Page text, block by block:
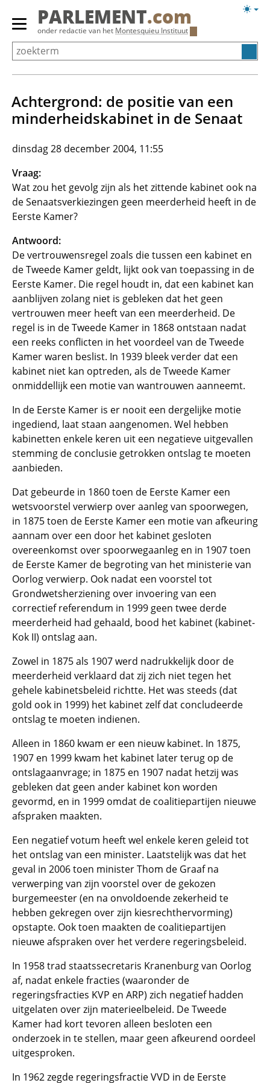
Overslaan
Primair
menu
tonen/verbergen
PARLEMENT.com
onder redactie van het Montesquieu Instituut
Achtergrond: de positie van een
minderheidskabinet in de Senaat
dinsdag 28 december 2004, 11:55
Vraag:
Wat zou het gevolg zijn als het zittende kabinet ook na
de Senaatsverkiezingen geen meerderheid heeft in de
Eerste Kamer?
Antwoord:
De vertrouwensregel zoals die tussen een kabinet en
de Tweede Kamer geldt, lijkt ook van toepassing in de
Eerste Kamer. Die regel houdt in, dat een kabinet kan
aanblijven zolang niet is gebleken dat het geen
vertrouwen meer heeft van een meerderheid. De
regel is in de Tweede Kamer in 1868 ontstaan nadat
een reeks conflicten in het voordeel van de Tweede
Kamer waren beslist. In 1939 bleek verder dat een
kabinet niet kan optreden, als de Tweede Kamer
onmiddellijk een motie van wantrouwen aanneemt.
In de Eerste Kamer is er nooit een dergelijke motie
ingediend, laat staan aangenomen. Wel hebben
kabinetten enkele keren uit een negatieve uitgevallen
stemming de conclusie getrokken ontslag te moeten
aanbieden.
Dat gebeurde in 1860 toen de Eerste Kamer een
wetsvoorstel verwierp over aanleg van spoorwegen,
in 1875 toen de Eerste Kamer een motie van afkeuring
aannam over een door het kabinet gesloten
overeenkomst over spoorwegaanleg en in 1907 toen
de Eerste Kamer de begroting van het ministerie van
Oorlog verwierp. Ook nadat een voorstel tot
Grondwetsherziening over invoering van een
correctief referendum in 1999 geen twee derde
meerderheid had gehaald, bood het kabinet (kabinet-
Kok II) ontslag aan.
Zowel in 1875 als 1907 werd nadrukkelijk door de
meerderheid verklaard dat zij zich niet tegen het
gehele kabinetsbeleid richtte. Het was steeds (dat
gold ook in 1999) het kabinet zelf dat concludeerde
ontslag te moeten indienen.
Alleen in 1860 kwam er een nieuw kabinet. In 1875,
1907 en 1999 kwam het kabinet later terug op de
ontslagaanvrage; in 1875 en 1907 nadat hetzij was
gebleken dat geen ander kabinet kon worden
gevormd, en in 1999 omdat de coalitiepartijen nieuwe
afspraken maakten.
Een negatief votum heeft wel enkele keren geleid tot
het ontslag van een minister. Laatstelijk was dat het
geval in 2006 toen minister Thom de Graaf na
verwerping van zijn voorstel over de gekozen
burgemeester (en na onvoldoende zekerheid te
hebben gekregen over zijn kiesrechthervorming)
opstapte. Ook toen maakten de coalitiepartijen
nieuwe afspraken over het verdere regeringsbeleid.
In 1958 trad staatssecretaris Kranenburg van Oorlog
af, nadat enkele fracties (waaronder de
regeringsfracties KVP en ARP) zich negatief hadden
uitgelaten over zijn materieelbeleid. De Tweede
Kamer had kort tevoren alleen besloten een
onderzoek in te stellen, maar geen afkeurend oordeel
uitgesproken.
In 1962 zegde regeringsfractie VVD in de Eerste